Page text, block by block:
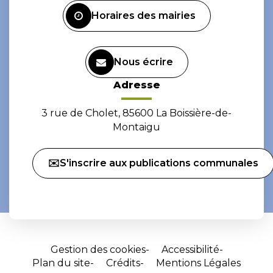
Horaires des mairies
Nous écrire
Adresse
3 rue de Cholet, 85600 La Boissière-de-
Montaigu
✉️S'inscrire aux publications communales
Gestion des cookies
Accessibilité
Plan du site
Crédits
Mentions Légales